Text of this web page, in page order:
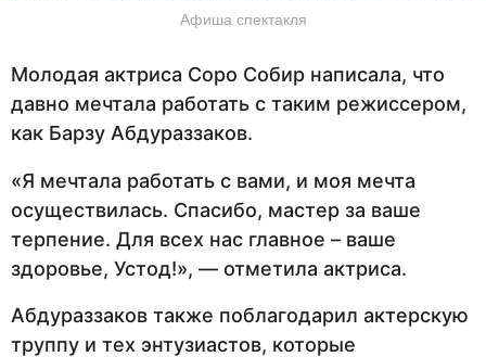
Афиша спектакля
Молодая актриса Соро Собир написала, что
давно мечтала работать с таким режиссером,
как Барзу Абдураззаков.
«Я мечтала работать с вами, и моя мечта
осуществилась. Спасибо, мастер за ваше
терпение. Для всех нас главное – ваше
здоровье, Устод!», — отметила актриса.
Абдураззаков также поблагодарил актерскую
труппу и тех энтузиастов, которые